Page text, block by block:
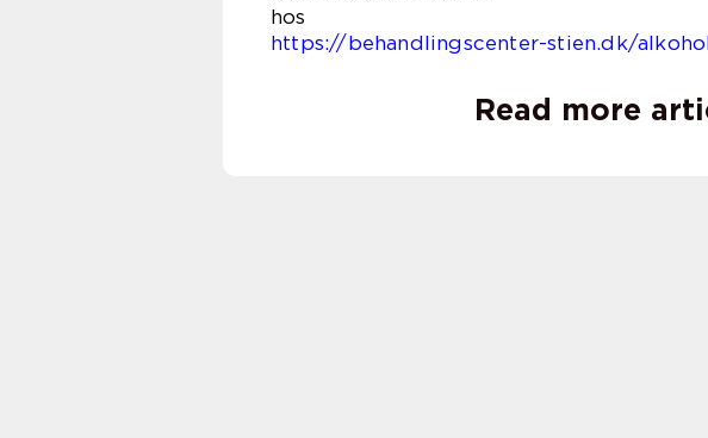
https://behandlingscenter-stien.dk/
Read more